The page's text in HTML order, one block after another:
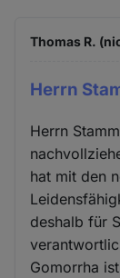
Thomas R.
Herrn
Herrn
hat mit den
deshalb für
Gomorrha